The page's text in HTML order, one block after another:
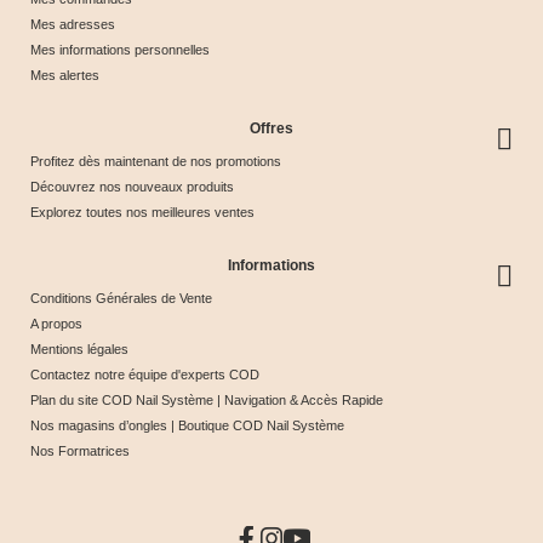
Mes adresses
Mes informations personnelles
Mes alertes
Offres
Profitez dès maintenant de nos promotions
Découvrez nos nouveaux produits
Explorez toutes nos meilleures ventes
Informations
Conditions Générales de Vente
A propos
Mentions légales
Contactez notre équipe d'experts COD
Plan du site COD Nail Système | Navigation & Accès Rapide
Nos magasins d’ongles | Boutique COD Nail Système
Nos Formatrices